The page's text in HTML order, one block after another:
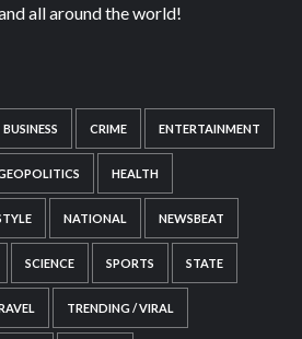
all around the world!
BUSINESS CRIME ENTERTAINMENT
HEALTH
NATIONAL NEWSBEAT
SCIENCE SPORTS STATE
TRENDING / VIRAL